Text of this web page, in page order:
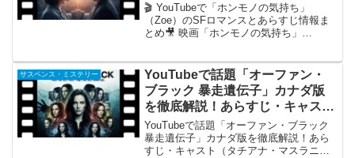
🎬 YouTubeで「ホンモノの気持ち」
（Zoe）のSFロマンスとあらすじ情報ま
とめ🎥 映画「ホンモノの気持ち」
リカのSFロマンス映画です。 監督はドレ
イク・...
サスペンス・ミステリー
YouTubeで話題「オーファン・
ブラック 暴走遺伝子」カナダ版
を徹底解説！あらすじ・キャスト
（タチアナ・マスラニー）・評価
まとめ
YouTubeで話題「オーファン・ブラック
暴走遺伝子」カナダ版を徹底解説！あら
すじ・キャスト（タチアナ・マスラニ